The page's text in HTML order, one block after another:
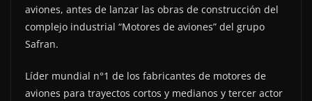
aviones, antes de lanzar las obras de construcción del
complejo industrial “Motores de aviones” del grupo
Safran.
Líder mundial n°1 de los fabricantes de motores de
aviones para trayectos cortos y medianos y tercer actor